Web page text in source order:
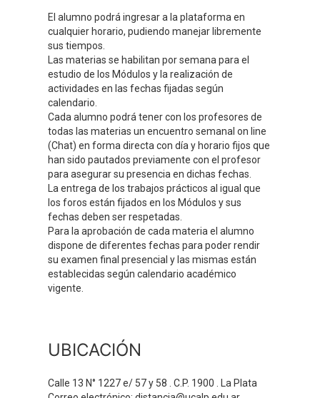
El alumno podrá ingresar a la plataforma en
cualquier horario, pudiendo manejar libremente
sus tiempos.
Las materias se habilitan por semana para el
estudio de los Módulos y la realización de
actividades en las fechas fijadas según
calendario.
Cada alumno podrá tener con los profesores de
todas las materias un encuentro semanal on line
(Chat) en forma directa con día y horario fijos que
han sido pautados previamente con el profesor
para asegurar su presencia en dichas fechas.
La entrega de los trabajos prácticos al igual que
los foros están fijados en los Módulos y sus
fechas deben ser respetadas.
Para la aprobación de cada materia el alumno
dispone de diferentes fechas para poder rendir
su examen final presencial y las mismas están
establecidas según calendario académico
vigente.
UBICACIÓN
Calle 13 N° 1227 e/ 57 y 58 . C.P. 1900 . La Plata